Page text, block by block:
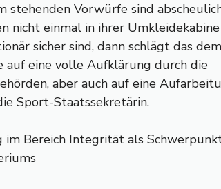
stehenden Vorwürfe sind
nicht einmal in ihrer
sicher sind, dann schlägt das
auf eine volle Aufklärung durch die
aber auch auf eine
Sport-Staatssekretärin.
im Bereich Integrität als